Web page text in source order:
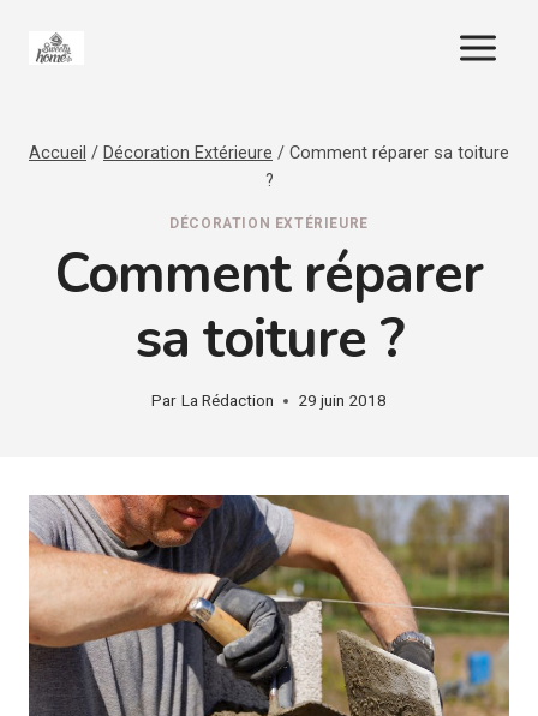
Accueil / Décoration Extérieure / Comment réparer sa toiture
?
DÉCORATION EXTÉRIEURE
Comment réparer
sa toiture ?
Par La Rédaction 29 juin 2018